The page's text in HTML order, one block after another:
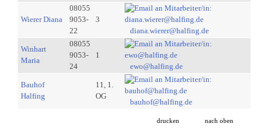
Wierer Diana
08055
9053-
22
3
diana.wierer@halfing.de
Winhart
Maria
08055
9053-
24
1
ewo@halfing.de
Bauhof
Halfing
11, 1.
OG
bauhof@halfing.de
drucken nach oben